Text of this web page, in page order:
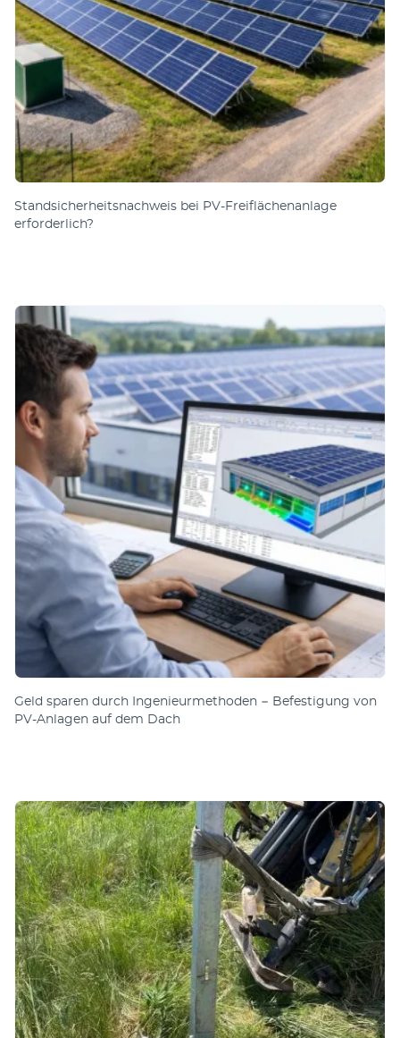
Standsicherheitsnachweis bei PV-Freiflächenanlage
erforderlich?
Geld sparen durch Ingenieurmethoden − Befestigung von
PV-Anlagen auf dem Dach